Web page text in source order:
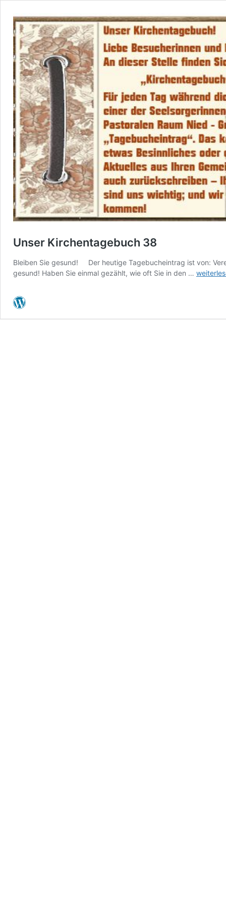
Unser Kirchentagebuch 38
Bleiben Sie gesund! Der heutige Tagebucheintrag ist von:
gesund! Haben Sie einmal gezählt, wie oft Sie in den … Unser